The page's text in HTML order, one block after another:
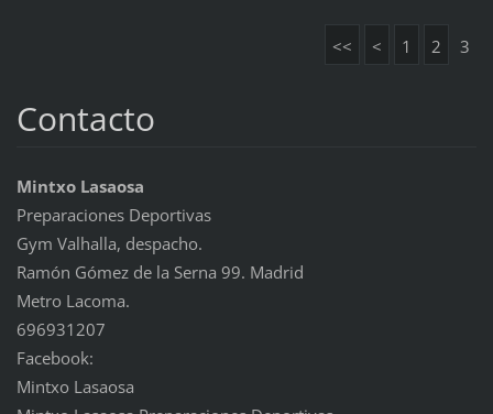
<< < 1 2 3
Contacto
Mintxo Lasaosa
Preparaciones Deportivas
Gym Valhalla, despacho.
Ramón Gómez de la Serna 99. Madrid
Metro Lacoma.
696931207
Facebook:
Mintxo Lasaosa